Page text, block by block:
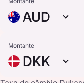
AUD
Montante
DKK